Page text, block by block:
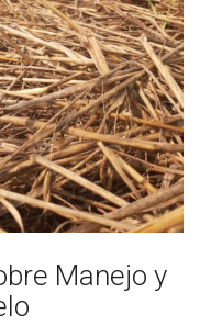
Manejo y